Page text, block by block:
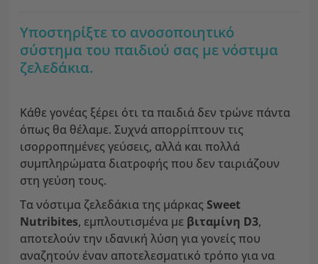
Υποστηρίξτε το ανοσοποιητικό
σύστημα του παιδιού σας με νόστιμα
ζελεδάκια.
Κάθε γονέας ξέρει ότι τα παιδιά δεν τρώνε πάντα
όπως θα θέλαμε. Συχνά απορρίπτουν τις
ισορροπημένες γεύσεις, αλλά και πολλά
συμπληρώματα διατροφής που δεν ταιριάζουν
στη γεύση τους.
Τα νόστιμα ζελεδάκια της μάρκας Sweet
Nutribites, εμπλουτισμένα με βιταμίνη D3,
αποτελούν την ιδανική λύση για γονείς που
αναζητούν έναν αποτελεσματικό τρόπο για να